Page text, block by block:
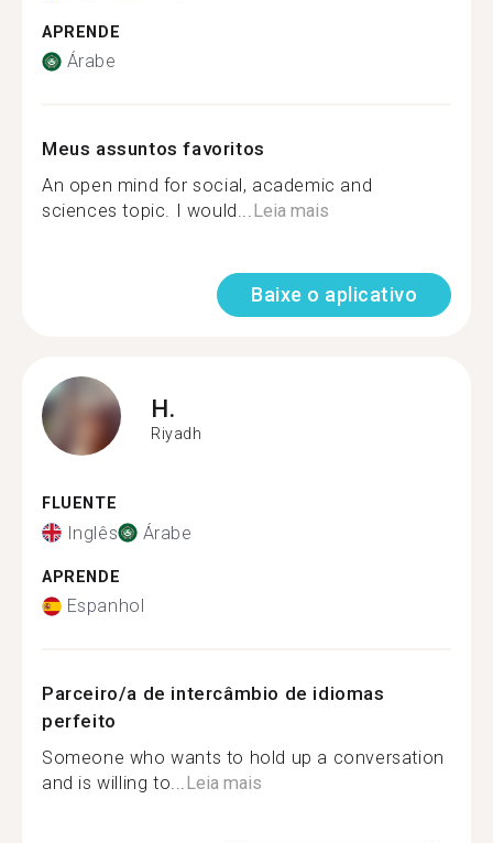
APRENDE
Árabe
Meus assuntos favoritos
An open mind for social, academic and
sciences topic. I would...Leia mais
Baixe o aplicativo
H.
Riyadh
FLUENTE
Inglês Árabe
APRENDE
Espanhol
Parceiro/a de intercâmbio de idiomas
perfeito
Someone who wants to hold up a conversation
and is willing to...Leia mais